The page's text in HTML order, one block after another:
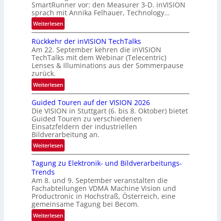
d
e
SmartRunner vor: den Measurer 3-D. inVISION
sprach mit Annika Felhauer, Technology…
Weiterlesen:
U
n
b
e
g
r
e
z
t
e
M
ö
g
l
c
h
k
e
Rückkehr der inVISION TechTalks
Am 22. September kehren die inVISION
TechTalks mit dem Webinar (Telecentric)
Lenses & Illuminations aus der Sommerpause
zurück.
Weiterlesen:
R
ü
c
k
k
e
h
e
r
i
n
V
Guided Touren auf der VISION 2026
Die VISION in Stuttgart (6. bis 8. Oktober) bietet
Guided Touren zu verschiedenen
Einsatzfeldern der industriellen
Bildverarbeitung an.
Weiterlesen:
G
u
d
e
d
T
Tagung zu Elektronik- und Bildverarbeitungs-
Trends
Am 8. und 9. September veranstalten die
Fachabteilungen VDMA Machine Vision und
Productronic in Hochstraß, Österreich, eine
gemeinsame Tagung bei Becom.
Weiterlesen: